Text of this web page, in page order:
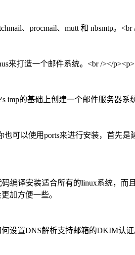
、procmail、mutt 和 nbsmtp。
来打造一个邮件系统。<br /></
imp的基础上创建一个邮件服务
可以使用ports来进行安装，首先是
编译安装适合所有的linux系统，
加方便一些。
设置DNS解析支持邮箱的DKIM认证